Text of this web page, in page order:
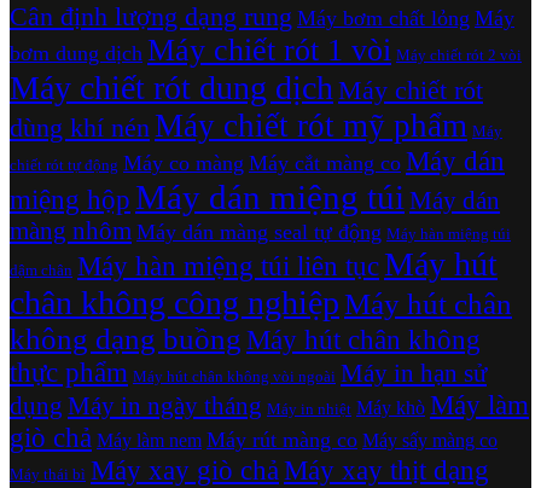
Cân định lượng dạng rung Máy bơm chất lỏng Máy
bơm dung dịch Máy chiết rót 1 vòi Máy chiết rót 2 vòi
Máy chiết rót dung dịchMáy chiết rót
dùng khí nénMáy chiết rót mỹ phẩm Máy
chiết rót tự động Máy co màng Máy cắt màng co Máy dán
miệng hộpMáy dán miệng túi Máy dán
màng nhôm Máy dán màng seal tự động Máy hàn miệng túi
dậm chân Máy hàn miệng túi liên tụcMáy hút
chân không công nghiệpMáy hút chân
không dạng buồngMáy hút chân không
thực phẩm Máy hút chân không vòi ngoài Máy in hạn sử
dụng Máy in ngày tháng Máy in nhiệt Máy khò Máy làm
giò chả Máy làm nem Máy rút màng co Máy sấy màng co
Máy thái bì Máy xay giò chảMáy xay thịt dạng